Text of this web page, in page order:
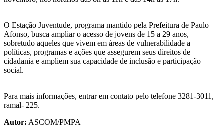
O Estação Juventude, programa mantido pela Prefeitura de Paulo
Afonso, busca ampliar o acesso de jovens de 15 a 29 anos,
sobretudo aqueles que vivem em áreas de vulnerabilidade a
políticas, programas e ações que assegurem seus direitos de
cidadania e ampliem sua capacidade de inclusão e participação
social.
Para mais informações, entrar em contato pelo telefone 3281-3011,
ramal- 225.
Autor: ASCOM/PMPA